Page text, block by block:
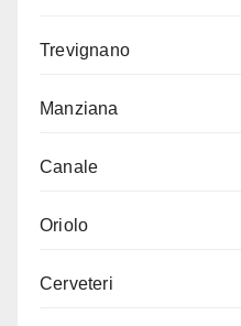
Trevignano
Manziana
Canale
Oriolo
Cerveteri